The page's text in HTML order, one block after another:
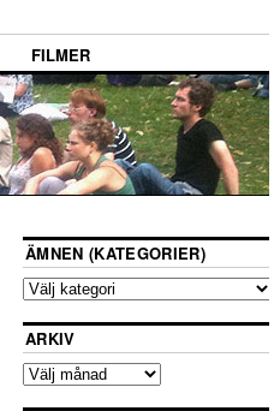
FILMER
ÄMNEN (KATEGORIER)
ARKIV